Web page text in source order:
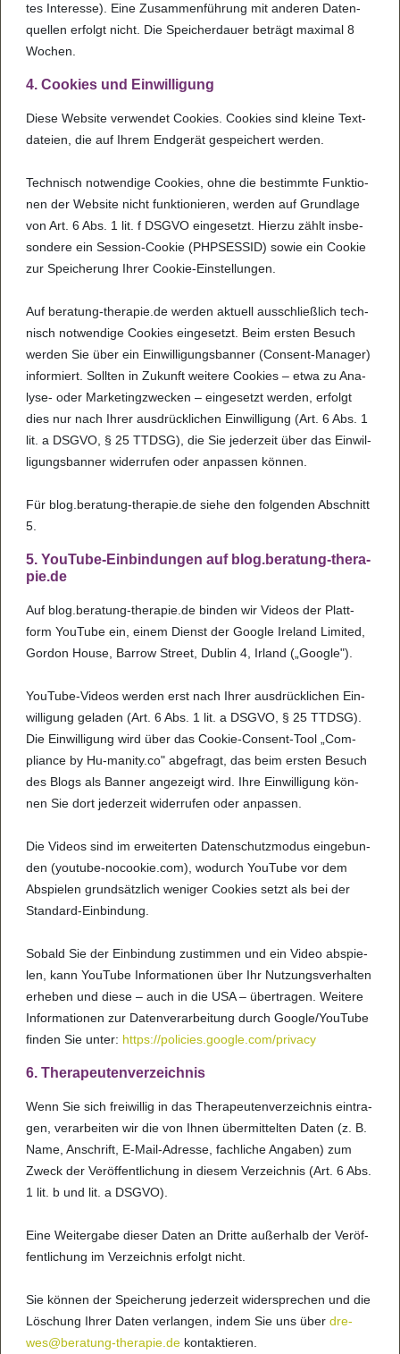
tes Inter­esse). Eine Zusam­men­füh­rung mit ande­ren Daten­
quel­len erfolgt nicht. Die Spei­cher­dauer beträgt maxi­mal 8
Wochen.
4. Coo­kies und Ein­wil­li­gung
Diese Web­site ver­wen­det Coo­kies. Coo­kies sind kleine Text­
da­teien, die auf Ihrem End­ge­rät gespei­chert wer­den.
Tech­nisch not­wen­dige Coo­kies, ohne die bestimmte Funk­ti­o­
nen der Web­site nicht funk­tio­nie­ren, wer­den auf Grund­lage
von Art. 6 Abs. 1 lit. f DSGVO ein­ge­setzt. Hierzu zählt ins­be­
son­dere ein Ses­sion-Coo­kie (PHP­SES­SID) sowie ein Coo­kie
zur Spei­che­rung Ihrer Coo­kie-Ein­stel­lun­gen.
Auf bera­tung-the­ra­pie.de wer­den aktu­ell aus­schließ­lich tech­
nisch not­wen­dige Coo­kies ein­ge­setzt. Beim ers­ten Besuch
wer­den Sie über ein Ein­wil­li­gungs­ban­ner (Con­sent-Mana­ger)
infor­miert. Soll­ten in Zukunft wei­tere Coo­kies – etwa zu Ana­
lyse- oder Mar­ke­ting­zwe­cken – ein­ge­setzt wer­den, erfolgt
dies nur nach Ihrer aus­drü­ck­li­chen Ein­wil­li­gung (Art. 6 Abs. 1
lit. a DSGVO, § 25 TTDSG), die Sie jeder­zeit über das Ein­wil­
li­gungs­ban­ner wider­ru­fen oder anpas­sen kön­nen.
Für blog.bera­tung-the­ra­pie.de siehe den fol­gen­den Abschnitt
5.
5. You­Tube-Ein­bin­dun­gen auf blog.bera­tung-the­ra­
pie.de
Auf blog.bera­tung-the­ra­pie.de bin­den wir Videos der Platt­
form You­Tube ein, einem Dienst der Goo­gle Ire­land Limi­ted,
Gor­don House, Bar­row Street, Dublin 4, Irland („Goo­gle").
You­Tube-Videos wer­den erst nach Ihrer aus­drü­ck­li­chen Ein­
wil­li­gung gela­den (Art. 6 Abs. 1 lit. a DSGVO, § 25 TTDSG).
Die Ein­wil­li­gung wird über das Coo­kie-Con­sent-Tool „Com­
pliance by Hu-manity.co" abge­fragt, das beim ers­ten Besuch
des Blogs als Ban­ner ange­zeigt wird. Ihre Ein­wil­li­gung kön­
nen Sie dort jeder­zeit wider­ru­fen oder anpas­sen.
Die Videos sind im erwei­ter­ten Daten­schutz­mo­dus ein­ge­bun­
den (you­tube-nocoo­kie.com), wodurch You­Tube vor dem
Abspie­len grund­sätz­lich weni­ger Coo­kies setzt als bei der
Stan­dard-Ein­bin­dung.
Sobald Sie der Ein­bin­dung zustim­men und ein Video abspie­
len, kann You­Tube Infor­ma­ti­o­nen über Ihr Nut­zungs­ver­hal­ten
erhe­ben und diese – auch in die USA – über­tra­gen. Wei­tere
Infor­ma­ti­o­nen zur Daten­ver­a­r­bei­tung durch Goo­gle/You­Tube
fin­den Sie unter: https://poli­cies.goo­gle.com/pri­vacy
6. The­ra­peu­ten­ver­zeich­nis
Wenn Sie sich frei­wil­lig in das The­ra­peu­ten­ver­zeich­nis ein­tra­
gen, ver­a­r­bei­ten wir die von Ihnen über­mit­tel­ten Daten (z. B.
Name, Anschrift, E-Mail-Adresse, fach­li­che Anga­ben) zum
Zweck der Ver­öf­fent­li­chung in die­sem Ver­zeich­nis (Art. 6 Abs.
1 lit. b und lit. a DSGVO).
Eine Wei­ter­gabe die­ser Daten an Dritte außer­halb der Ver­öf­
fent­li­chung im Ver­zeich­nis erfolgt nicht.
Sie kön­nen der Spei­che­rung jeder­zeit wider­spre­chen und die
Löschung Ihrer Daten ver­lan­gen, indem Sie uns über dre­
wes@­be­ra­tung-the­ra­pie.de kon­tak­tie­ren.